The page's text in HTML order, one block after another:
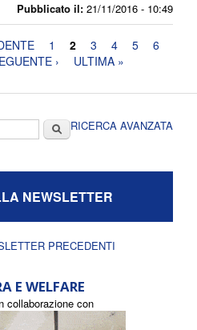
Pubblicato il: 21/11/2016 - 10:49
1 2 3 4 5
6
› ULTIMA »
CercaRICERCA AVANZATA
NEWSLETTER
PRECEDENTI
E WELFARE
collaborazione con